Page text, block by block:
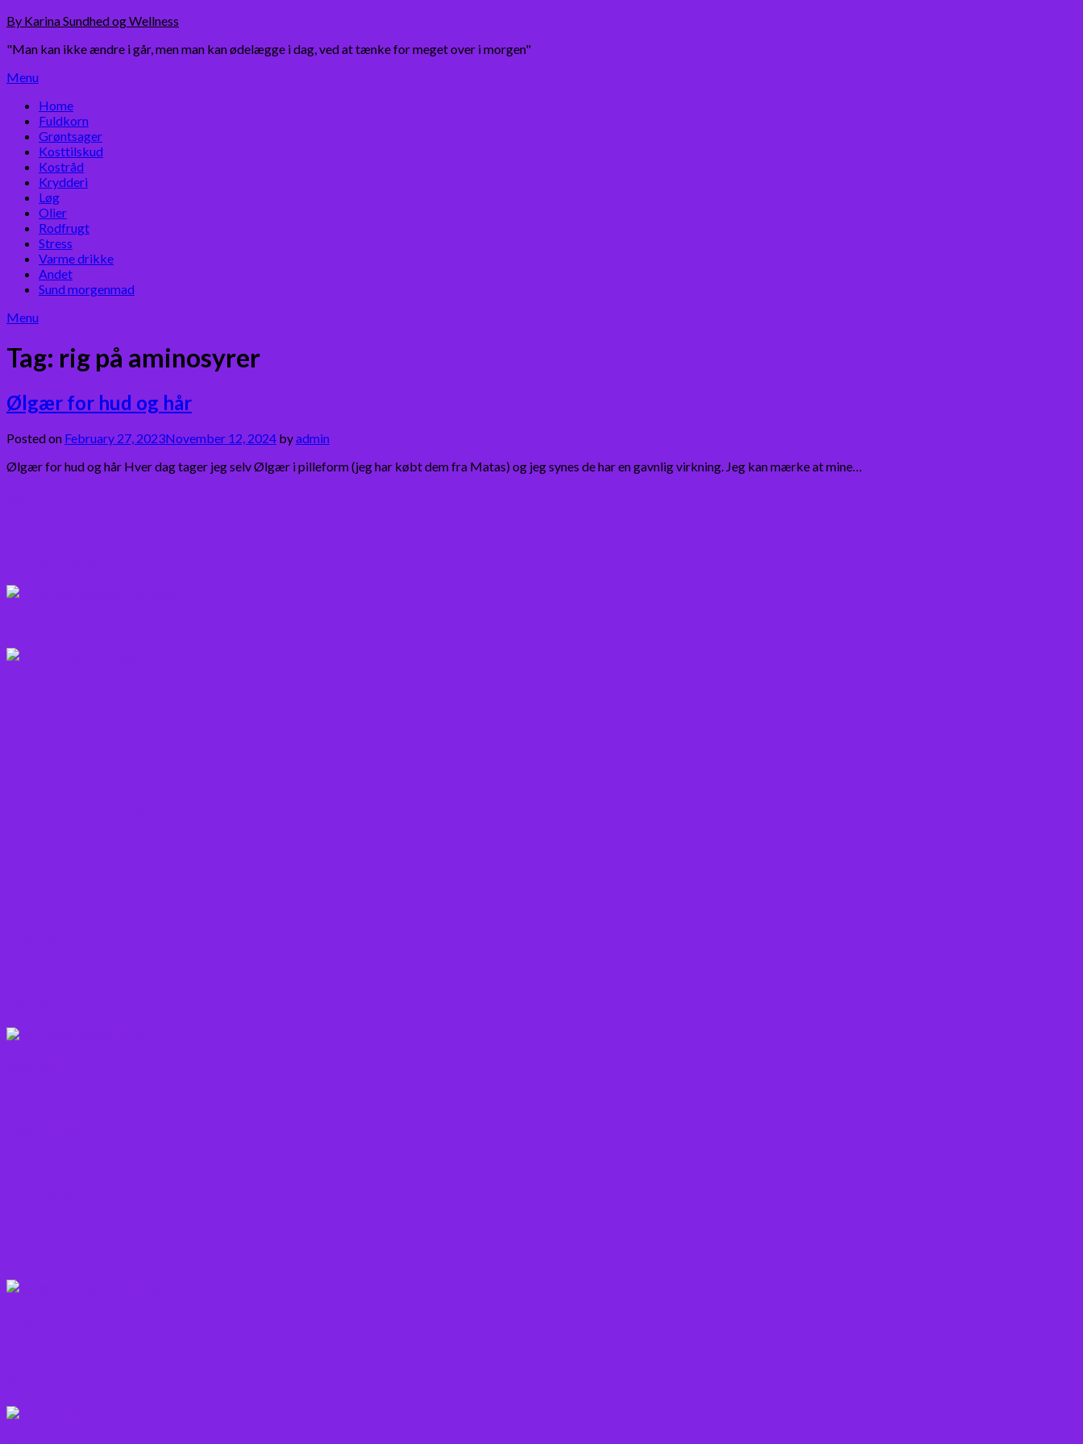
Skip
content
By Karina Sundhed og Wellness
"Man kan ikke ændre i går, men man kan ødelægge i dag, ved at tænke for meget over i morgen"
Menu
Home
Fuldkorn
Grøntsager
Kosttilskud
Kostråd
Krydderi
Løg
Olier
Rodfrugt
Stress
Varme drikke
Andet
Sund morgenmad
Menu
Tag: rig på aminosyrer
Ølgær for hud og hår
Posted on February 27, 2023November 12, 2024 byadmin
Ølgær for hud og hår Hver dag tager jeg selv Ølgær i pilleform (jeg har købt dem fra Matas) og jeg synes de har en gavnlig virkning. Jeg kan mærke at mine…